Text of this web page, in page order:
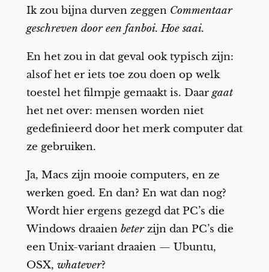
Ik zou bijna durven zeggen Commentaar
geschreven door een fanboi. Hoe saai.
En het zou in dat geval ook typisch zijn:
alsof het er iets toe zou doen op welk
toestel het filmpje gemaakt is. Daar gaat
het net over: mensen worden niet
gedefinieerd door het merk computer dat
ze gebruiken.
Ja, Macs zijn mooie computers, en ze
werken goed. En dan? En wat dan nog?
Wordt hier ergens gezegd dat PC’s die
Windows draaien beterzijn dan PC’s die
een Unix-variant draaien — Ubuntu,
OSX, whatever?